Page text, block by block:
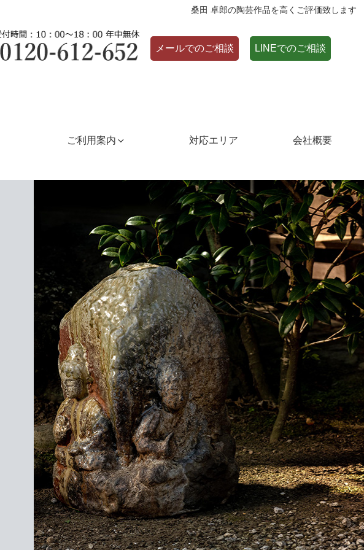
桑田 卓郎の陶芸作品を高くご評価致します
メールでのご相談 LINEでのご相談
ご利用案内 対応エリア 会社概要